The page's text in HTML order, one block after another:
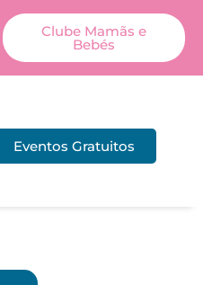
Clube Mamãs e
Bebés
Eventos Gratuitos